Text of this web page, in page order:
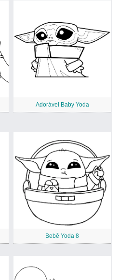
Adorável Baby Yoda
Bebê Yoda 8